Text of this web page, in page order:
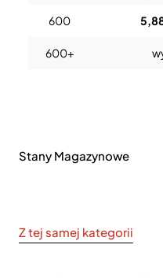
600
600+
Stany Magazynowe
Z tej samej kategorii